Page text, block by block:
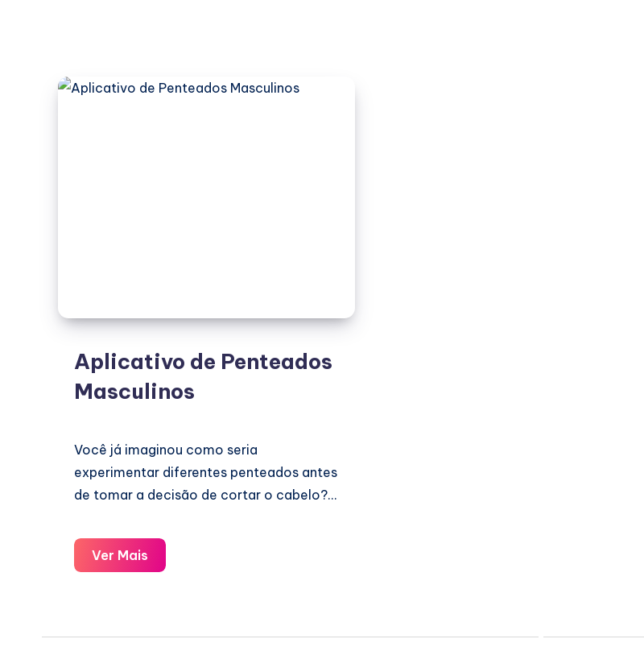
Aplicativo de Penteados
Masculinos
Você já imaginou como seria
experimentar diferentes penteados antes
de tomar a decisão de cortar o cabelo?…
Ver Mais
de